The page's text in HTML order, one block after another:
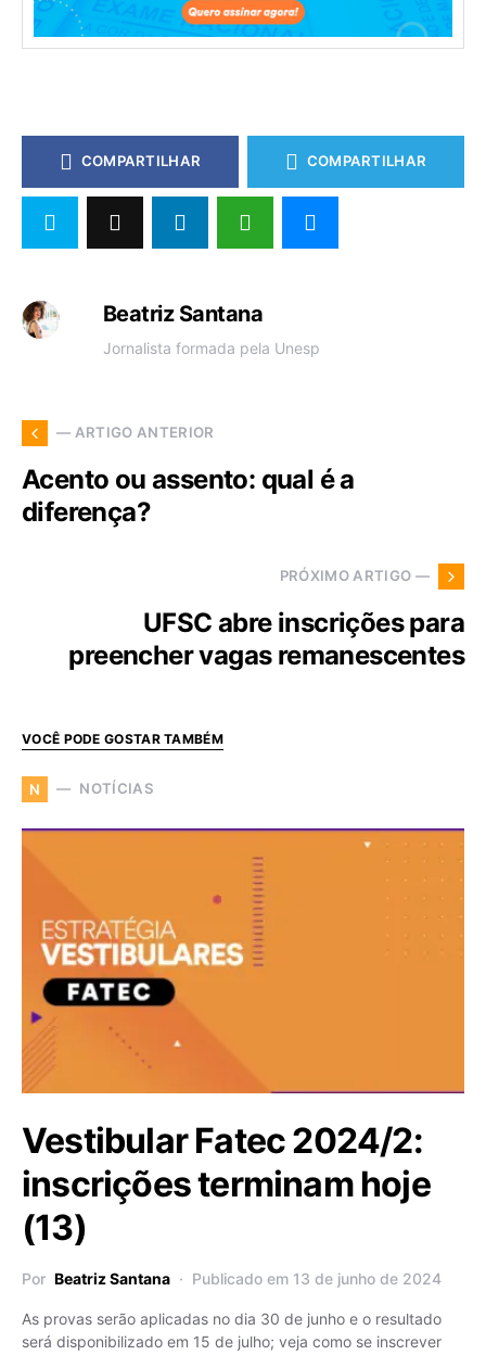
COMPARTILHAR COMPARTILHAR
Beatriz Santana
Jornalista formada pela Unesp
— ARTIGO ANTERIOR
Acento ou assento: qual é a
diferença?
PRÓXIMO ARTIGO —
UFSC abre inscrições para
preencher vagas remanescentes
VOCÊ PODE GOSTAR TAMBÉM
N NOTÍCIAS
Vestibular Fatec 2024/2:
inscrições terminam hoje
(13)
Por Beatriz Santana Publicado em 13 de junho de 2024
As provas serão aplicadas no dia 30 de junho e o resultado
será disponibilizado em 15 de julho; veja como se inscrever